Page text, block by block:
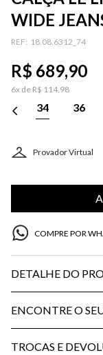
WIDE
: 18.08.6312_74
R$ 689,90
6x de R$ 114,98
34 36
Provador Virtual
COMPRE POR
DETALHE DO
ENCONTRE O
TROCAS E